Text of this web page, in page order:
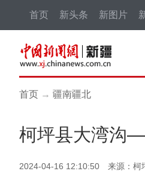
首页 新头条 新图片
首页 → 疆南疆北
柯坪县大湾沟
2024-04-16 12:10:50 来源：柯